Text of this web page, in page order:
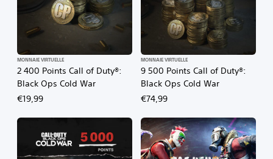
2 400 Points Call of Duty®:
Black Ops Cold War
MONNAIE VIRTUELLE
€19,99
9 500 Points Call of Duty®:
Black Ops Cold War
MONNAIE VIRTUELLE
€74,99